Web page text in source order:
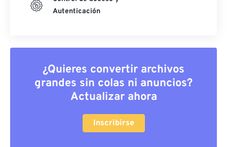
Autenticación
¿Quieres convertir archivos
grandes sin colas ni anuncios?
Actualizar ahora
Inscribirse